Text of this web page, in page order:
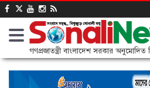
গণপ্রজাতন্ত্রী বাংলাদেশ সরকার অনুমোদিত